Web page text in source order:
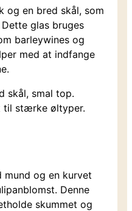
og en bred skål, som
glas bruges
barleywines og
med at indfange
skål, smal top.
til stærke øltyper.
mund og en kurvet
Denne
skummet og